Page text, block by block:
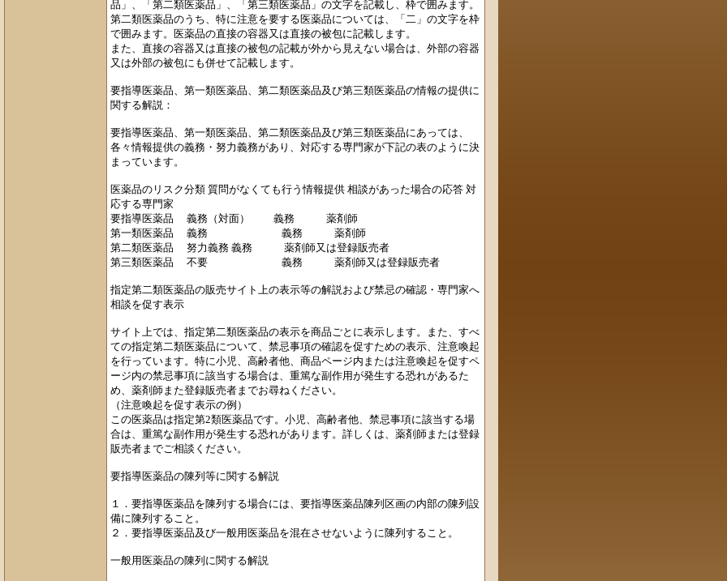
品」、「第二類医薬品」、「第三類医薬品」の文字を記載し、枠で囲みます。
第二類医薬品のうち、特に注意を要する医薬品については、「二」の文字を枠
で囲みます。医薬品の直接の容器又は直接の被包に記載します。
また、直接の容器又は直接の被包の記載が外から見えない場合は、外部の容器
又は外部の被包にも併せて記載します。
要指導医薬品、第一類医薬品、第二類医薬品及び第三類医薬品の情報の提供に
関する解説：
要指導医薬品、第一類医薬品、第二類医薬品及び第三類医薬品にあっては、
各々情報提供の義務・努力義務があり、対応する専門家が下記の表のように決
まっています。
医薬品のリスク分類 質問がなくても行う情報提供 相談があった場合の応答 対
応する専門家
要指導医薬品 義務（対面） 義務 薬剤師
第一類医薬品 義務 義務 薬剤師
第二類医薬品 努力義務 義務 薬剤師又は登録販売者
第三類医薬品 不要 義務 薬剤師又は登録販売者
指定第二類医薬品の販売サイト上の表示等の解説および禁忌の確認・専門家へ
相談を促す表示
サイト上では、指定第二類医薬品の表示を商品ごとに表示します。また、すべ
ての指定第二類医薬品について、禁忌事項の確認を促すための表示、注意喚起
を行っています。特に小児、高齢者他、商品ページ内または注意喚起を促すペ
ージ内の禁忌事項に該当する場合は、重篤な副作用が発生する恐れがあるた
め、薬剤師また登録販売者までお尋ねください。
（注意喚起を促す表示の例）
この医薬品は指定第2類医薬品です。小児、高齢者他、禁忌事項に該当する場
合は、重篤な副作用が発生する恐れがあります。詳しくは、薬剤師または登録
販売者までご相談ください。
要指導医薬品の陳列等に関する解説
１．要指導医薬品を陳列する場合には、要指導医薬品陳列区画の内部の陳列設
備に陳列すること。
２．要指導医薬品及び一般用医薬品を混在させないように陳列すること。
一般用医薬品の陳列に関する解説